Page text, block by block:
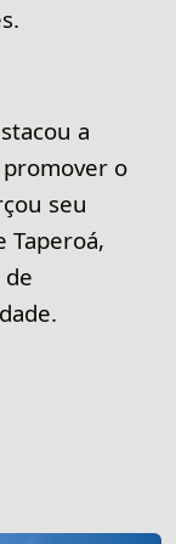
a
o
seu
Taperoá,